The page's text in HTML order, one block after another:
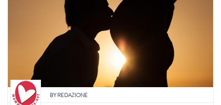
BYREDAZIONE